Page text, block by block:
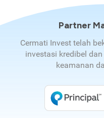
Partner
Cermati Invest telah
investasi kredibel
keamanan